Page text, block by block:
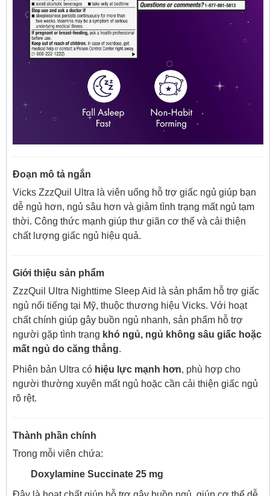
Đoạn mô tả ngắn
Vicks ZzzQuil Ultra là viên uống hỗ trợ giấc ngủ giúp bạn
dễ ngủ hơn, ngủ sâu hơn và giảm tình trạng mất ngủ tạm
thời. Công thức mạnh giúp thư giãn cơ thể và cải thiện
chất lượng giấc ngủ hiệu quả.
Giới thiệu sản phẩm
ZzzQuil Ultra Nighttime Sleep Aid là sản phẩm hỗ trợ giấc
ngủ nổi tiếng tại Mỹ, thuộc thương hiệu Vicks. Với hoạt
chất chính giúp gây buồn ngủ nhanh, sản phẩm hỗ trợ
người gặp tình trạng khó ngủ, ngủ không sâu giấc hoặc
mất ngủ do căng thẳng.
Phiên bản Ultra có hiệu lực mạnh hơn, phù hợp cho
người thường xuyên mất ngủ hoặc cần cải thiện giấc ngủ
rõ rệt.
Thành phần chính
Trong mỗi viên chứa:
Doxylamine Succinate 25 mg